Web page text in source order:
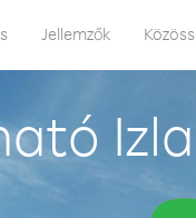
Jellemzők